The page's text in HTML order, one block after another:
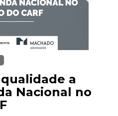
a
Nacional no